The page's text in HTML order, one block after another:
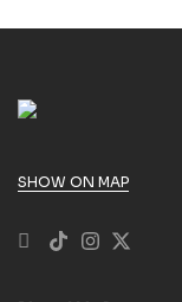
SHOW ON MAP